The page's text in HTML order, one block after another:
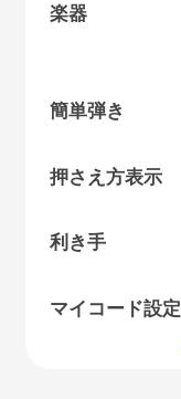
楽器
簡単弾き
押さえ方表示
利き手
マイコード設定